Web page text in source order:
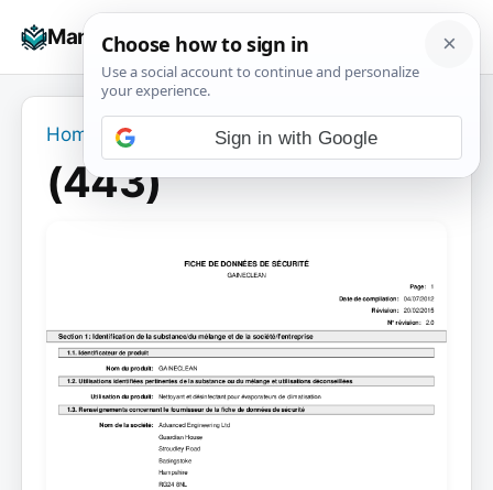
Manuals+
☰
Home (443)
(443)
Sign in with Google